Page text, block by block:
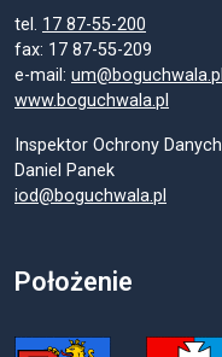
tel. 17 87-55-200
fax: 17 87-55-209
e-mail: um@boguchwala.pl
www.boguchwala.pl
Inspektor Ochrony Danych
Daniel Panek
iod@boguchwala.pl
Położenie